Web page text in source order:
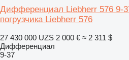
Дифференциал Liebherr 576 9-
погрузчика Liebherr 576
27 430 000 UZS 2 000 € ≈ 2 311 $
Дифференциал
9-37